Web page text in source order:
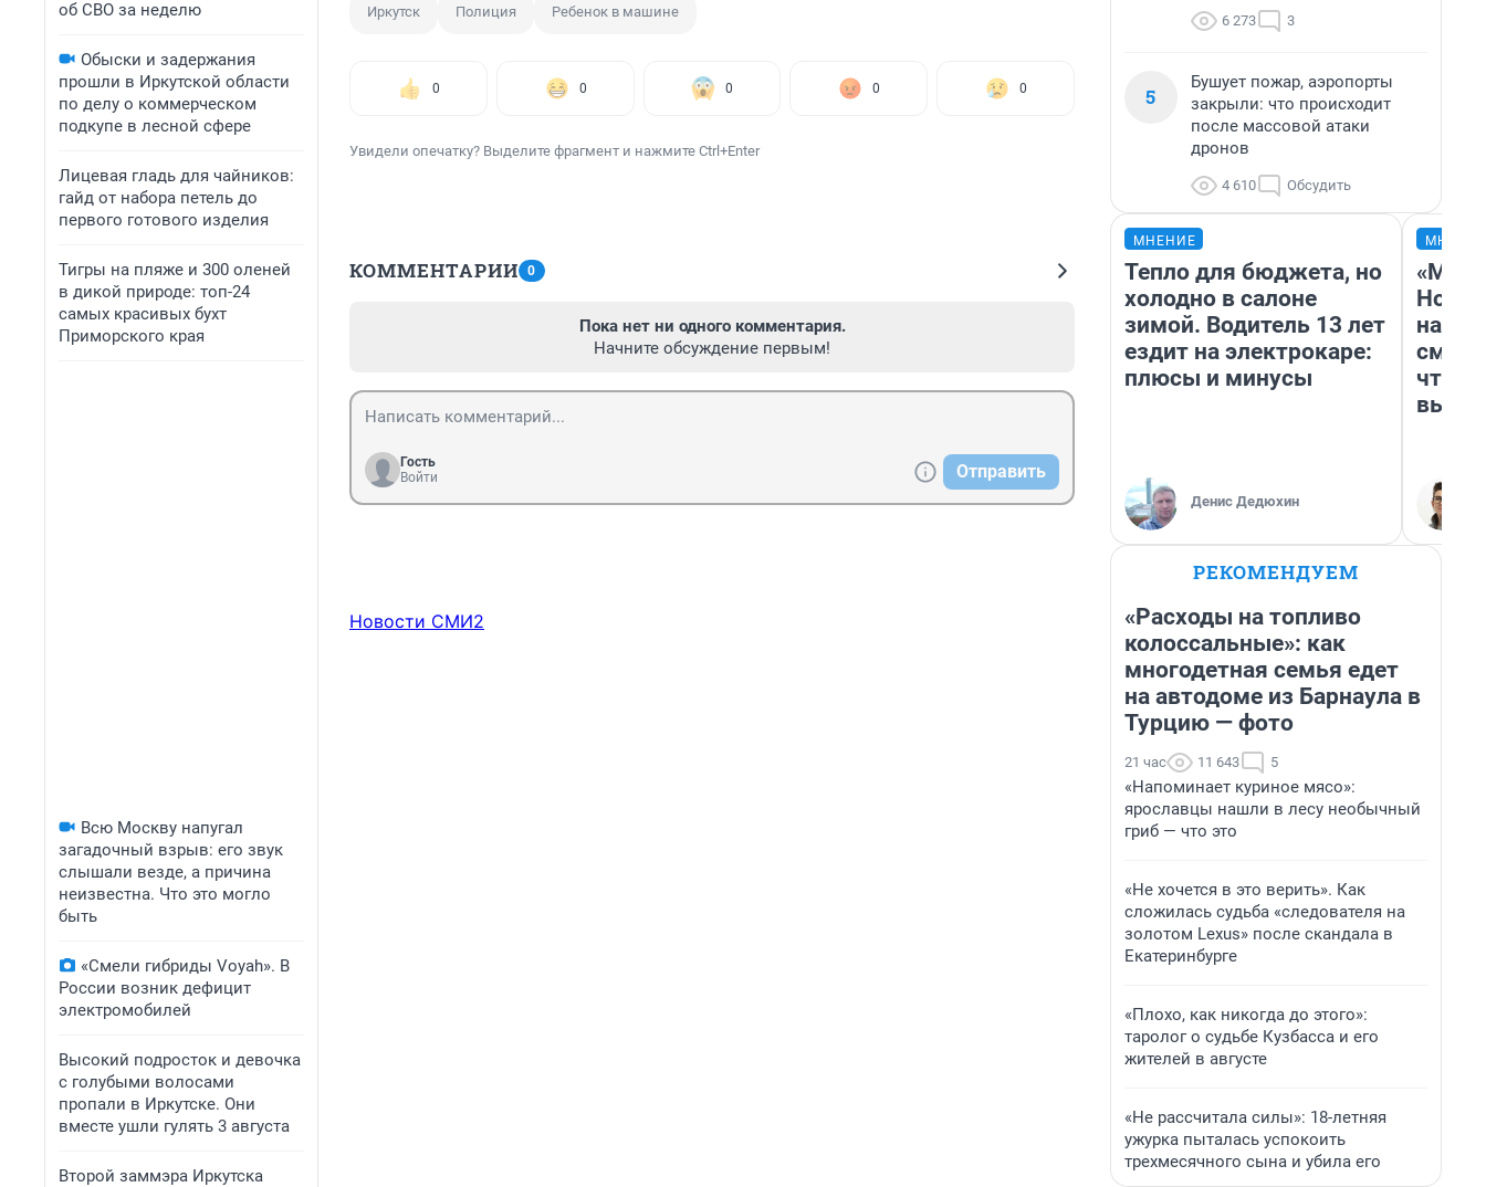
об СВО за неделю
Обыски и задержания
прошли в Иркутской области
по делу о коммерческом
подкупе в лесной сфере
Лицевая гладь для чайников:
гайд от набора петель до
первого готового изделия
Тигры на пляже и 300 оленей
в дикой природе: топ-24
самых красивых бухт
Приморского края
Всю Москву напугал
загадочный взрыв: его звук
слышали везде, а причина
неизвестна. Что это могло
быть
«Смели гибриды Voyah». В
России возник дефицит
электромобилей
Высокий подросток и девочка
с голубыми волосами
пропали в Иркутске. Они
вместе ушли гулять 3 августа
Второй заммэра Иркутска
Иркутск Полиция Ребенок в машине
0 0 0 0 0
Увидели опечатку? Выделите фрагмент и нажмите Ctrl+Enter
КОММЕНТАРИИ 0
Пока нет ни одного комментария.
Начните обсуждение первым!
Гость
Войти
Отправить
Новости СМИ2
6 273 3
5
Бушует пожар, аэропорты
закрыли: что происходит
после массовой атаки
дронов
4 610 Обсудить
МНЕНИЕ
Тепло для бюджета, но
холодно в салоне
зимой. Водитель 13 лет
ездит на электрокаре:
плюсы и минусы
Денис Дедюхин
«Мы
РЕКОМЕНДУЕМ
«Расходы на топливо
колоссальные»: как
многодетная семья едет
на автодоме из Барнаула в
Турцию — фото
21 час 11 643 5
«Напоминает куриное мясо»:
ярославцы нашли в лесу необычный
гриб — что это
«Не хочется в это верить». Как
сложилась судьба «следователя на
золотом Lexus» после скандала в
Екатеринбурге
«Плохо, как никогда до этого»:
таролог о судьбе Кузбасса и его
жителей в августе
«Не рассчитала силы»: 18-летняя
ужурка пыталась успокоить
трехмесячного сына и убила его